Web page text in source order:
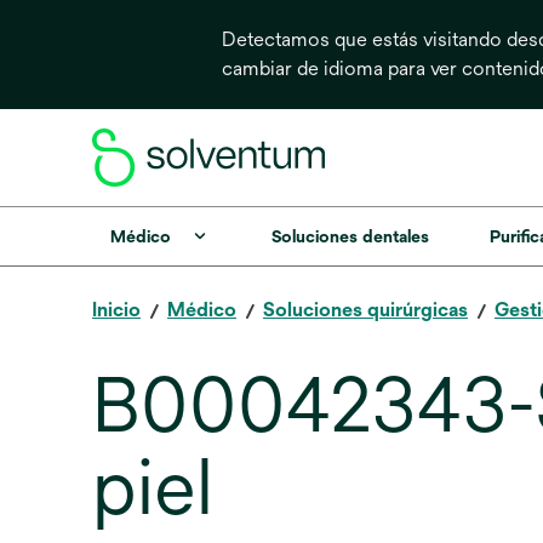
Detectamos que estás visitando
cambiar de idioma para ver
Médico Soluciones dentales
Inicio Médico Soluciones quirúrgicas
B00042343-
piel